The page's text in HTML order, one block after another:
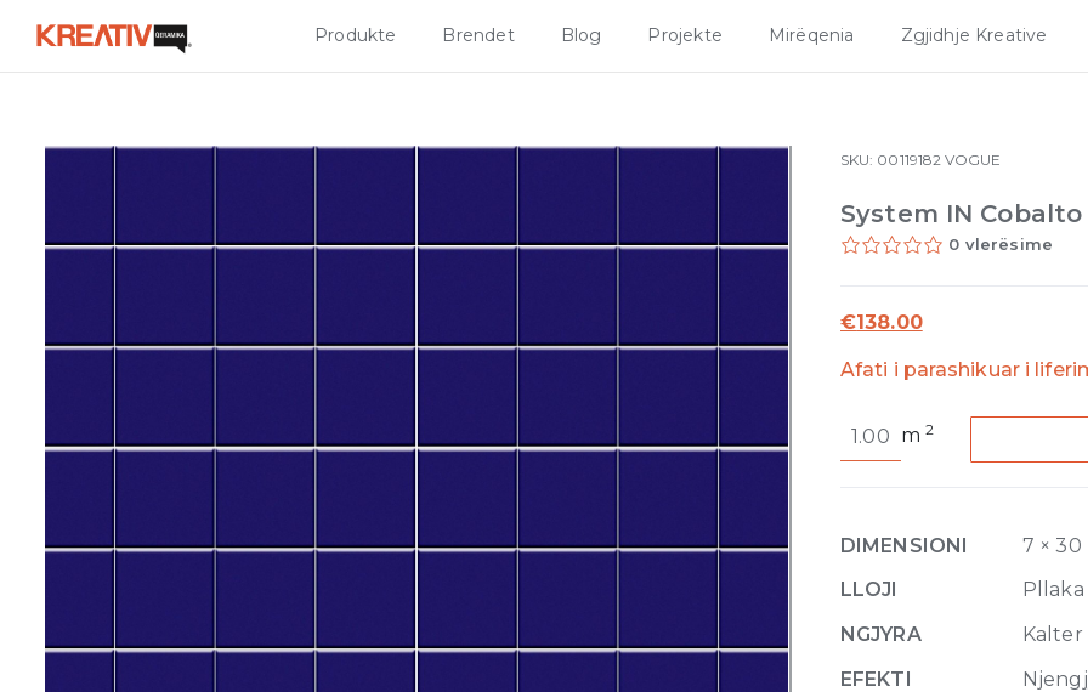
Produkte Brendet Blog Projekte Mirëqenia Zgjidhje Kreative
SKU: 00119182 VOGUE
System IN
0 vlerësime
€138.00
Afati i parashikuar i
IN
30
x
(5x5)
cm
m2
DIMENSIONI
7 × 30
LLOJI
Pllaka
NGJYRA
Kalter
EFEKTI